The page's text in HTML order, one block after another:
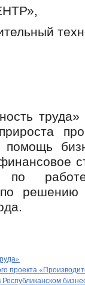
по
по
проекта